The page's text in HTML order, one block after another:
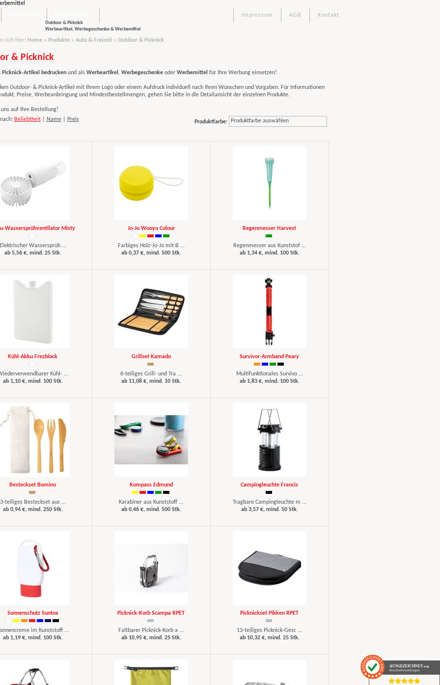
AUSGEZEICHNET .org
Kundenbewertungen
Outdoor & Picknick
Werbeartikel, Werbegeschenke & Werbemittel
Kontakt
AGB
Impressum
sich hier: Home» Produkte» Auto & Freizeit» Outdoor & Picknick
& Picknick
Picknick-Artikel bedruckenund als Werbeartikel , Werbegeschenkeoder Werbemittel für Ihre Werbung einsetzen!
Outdoor- & Picknick-Artikel mit Ihrem Logo oder einem Aufdruck individuell nach Ihren Wünschen und Vorgaben. Für Informationen
Preise, Werbeanbringung und Mindestbestellmengen, gehen Sie bitte in die Detailansicht der einzelnen Produkte.
auf Ihre Bestellung!
Beliebtheit| Name| Preis Produktfarbe: Produktfarbe auswählen
Wassersprühventilator Misty
Wassersprüh ...
ab 5,56 €, mind. 25 Stk.
Jo-Jo Wooyo Colour
Farbiges Holz-Jo-Jo mit B ...
ab 0,37 €, mind. 500 Stk.
Regenmesser Harvest
Regenmesser aus Kunststof ...
ab 1,34 €, mind. 100 Stk.
Kühl-Akku Frezblock
Kühl- ...
ab 1,10 €, mind. 100 Stk.
Grillset Kamado
6-teiliges Grill- und Tra ...
ab 11,08 €, mind. 10 Stk.
Survivor-Armband Peary
Multifunktionales Survivo ...
ab 1,83 €, mind. 100 Stk.
Besteckset Bomino
3-teiliges Besteckset aus ...
ab 0,94 €, mind. 250 Stk.
Kompass Edmund
Karabiner aus Kunststoff ...
ab 0,46 €, mind. 500 Stk.
Campingleuchte Francis
Tragbare Campingleuchte m ...
ab 3,57 €, mind. 50 Stk.
Sonnenschutz Suntox
im Kunststoff ...
ab 1,19 €, mind. 100 Stk.
Picknick-Korb Scampa RPET
Faltbarer Picknick-Korb a ...
ab 10,95 €, mind. 25 Stk.
Picknickset Pikken RPET
13-teiliges Picknick-Gesc ...
ab 10,32 €, mind. 25 Stk.